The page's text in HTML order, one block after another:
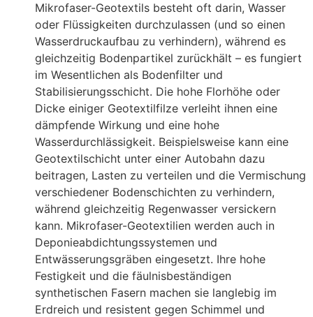
Mikrofaser-Geotextils besteht oft darin, Wasser
oder Flüssigkeiten durchzulassen (und so einen
Wasserdruckaufbau zu verhindern), während es
gleichzeitig Bodenpartikel zurückhält – es fungiert
im Wesentlichen als Bodenfilter und
Stabilisierungsschicht. Die hohe Florhöhe oder
Dicke einiger Geotextilfilze verleiht ihnen eine
dämpfende Wirkung und eine hohe
Wasserdurchlässigkeit. Beispielsweise kann eine
Geotextilschicht unter einer Autobahn dazu
beitragen, Lasten zu verteilen und die Vermischung
verschiedener Bodenschichten zu verhindern,
während gleichzeitig Regenwasser versickern
kann. Mikrofaser-Geotextilien werden auch in
Deponieabdichtungssystemen und
Entwässerungsgräben eingesetzt. Ihre hohe
Festigkeit und die fäulnisbeständigen
synthetischen Fasern machen sie langlebig im
Erdreich und resistent gegen Schimmel und